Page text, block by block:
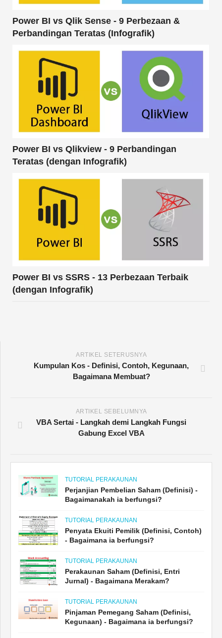
Power BI vs Qlik Sense - 9 Perbezaan &
Perbandingan Teratas (Infografik)
Power BI vs Qlikview - 9 Perbandingan
Teratas (dengan Infografik)
Power BI vs SSRS - 13 Perbezaan Terbaik
(dengan Infografik)
ARTIKEL SETERUSNYA
Kumpulan Kos - Definisi, Contoh, Kegunaan,
Bagaimana Membuat?
ARTIKEL SEBELUMNYA
VBA Sertai - Langkah demi Langkah Fungsi
Gabung Excel VBA
TUTORIAL PERAKAUNAN
Perjanjian Pembelian Saham (Definisi) -
Bagaimanakah ia berfungsi?
TUTORIAL PERAKAUNAN
Penyata Ekuiti Pemilik (Definisi, Contoh)
- Bagaimana ia berfungsi?
TUTORIAL PERAKAUNAN
Perakaunan Saham (Definisi, Entri
Jurnal) - Bagaimana Merakam?
TUTORIAL PERAKAUNAN
Pinjaman Pemegang Saham (Definisi,
Kegunaan) - Bagaimana ia berfungsi?